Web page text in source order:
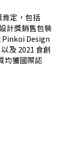
定，包括
計獎銷售包裝
Pinkoi Design
及 2021 食創
均獲國際認